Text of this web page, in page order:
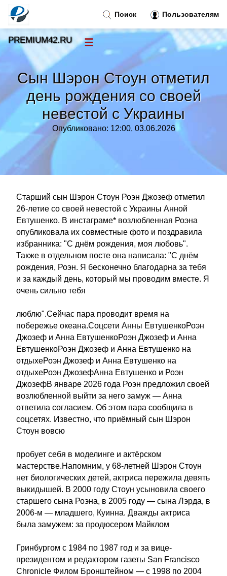
Сын Шэрон Стоун отметил
день рождения со своей
невестой с Украины
Опубликовано: 12:00, 03.06.2026
Старший сын Шэрон Стоун Роэн Джозеф отметил
26-летие со своей невестой с Украины Анной
Евтушенко. В инстаграме* возлюбленная Роэна
опубликовала их совместные фото и поздравила
избранника: "С днём рождения, моя любовь".
Также в отдельном посте она написала: "С днём
рождения, Роэн. Я бесконечно благодарна за тебя
и за каждый день, который мы проводим вместе. Я
очень сильно тебя
люблю".Сейчас пара проводит время на
побережье океана.Соцсети Анны ЕвтушенкоРоэн
Джозеф и Анна ЕвтушенкоРоэн Джозеф и Анна
ЕвтушенкоРоэн Джозеф и Анна Евтушенко на
отдыхеРоэн Джозеф и Анна Евтушенко на
отдыхеРоэн ДжозефАнна Евтушенко и Роэн
ДжозефВ январе 2026 года Роэн предложил своей
возлюбленной выйти за него замуж — Анна
ответила согласием. Об этом пара сообщила в
соцсетях. Известно, что приёмный сын Шэрон
Стоун вовсю
пробует себя в моделинге и актёрском
мастерстве.Напомним, у 68-летней Шэрон Стоун
нет биологических детей, актриса пережила девять
выкидышей. В 2000 году Стоун усыновила своего
старшего сына Роэна, в 2005 году — сына Лэрда, в
2006-м — младшего, Куинна. Дважды актриса
была замужем: за продюсером Майклом
Гринбургом с 1984 по 1987 год и за вице-
президентом и редактором газеты San Francisco
Chronicle Филом Бронштейном — с 1998 по 2004
Поиск Пользователям
PREMIUM42.RU ☰
Новости
Тренды новостей»
Рубрики»
Правила »
Контакт»